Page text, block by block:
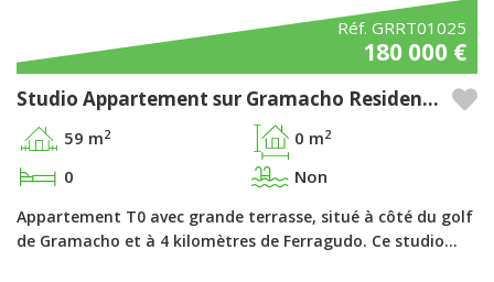
Réf. GRRT01025
180 000 €
Studio Appartement sur Gramacho Residences – Algarve
59 m2 0 m2
0 Non
Appartement T0 avec grande terrasse, situé à côté du golf
de Gramacho et à 4 kilomètres de Ferragudo. Ce studio…